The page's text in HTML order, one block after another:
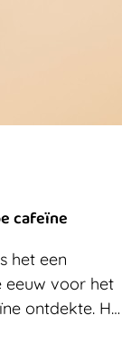
cafeïne
het een
eeuw voor het
ontdekte. Hij
werden